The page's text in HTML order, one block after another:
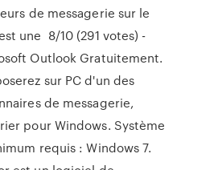
de messagerie sur le
une 8/10 (291 votes) -
Outlook Gratuitement.
sur PC d'un des
de messagerie,
pour Windows. Système
requis : Windows 7.